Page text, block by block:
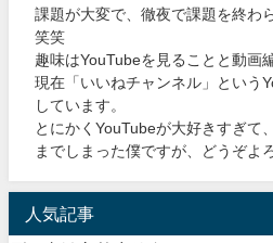
課題が大変で、徹夜で課題を終わ
笑笑
趣味はYouTubeを見ることと動画
現在「いいねチャンネル」という
しています。
とにかくYouTubeが大好きすぎて
までしまった僕ですが、どうぞよ
人気記事